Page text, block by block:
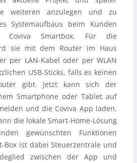
weiteren anzulegen und zu
Systemaufbaus beim Kunden
Smartbox. Für die
sie mit dem Router im Haus
per LAN-Kabel oder per WLAN
USB-Sticks, falls es keinen
gibt. Jetzt kann sich der
Smartphone oder Tablet auf
und die Coviva App laden,
die lokale Smart-Home-Lösung
gewünschten Funktionen
Box ist dabei Steuerzentrale und
zwischen der App und